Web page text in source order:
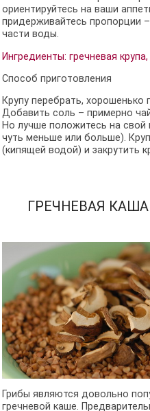
ориентируйтесь на ваши
придерживайтесь пропорции
части воды.
Ингредиенты: гречневая
Способ приготовления
Крупу перебрать,
Добавить соль – примерно
Но лучше положитесь на
чуть меньше или больше).
(кипящей водой) и закрутить
ГРЕЧНЕВАЯ
Грибы являются довольно
гречневой каше.